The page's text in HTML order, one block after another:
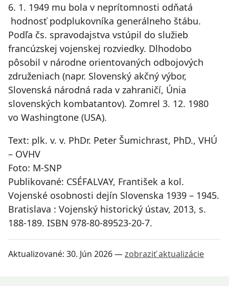
6. 1. 1949 mu bola v neprítomnosti odňatá
hodnosť podplukovníka generálneho štábu.
Podľa čs. spravodajstva vstúpil do služieb
francúzskej vojenskej rozviedky. Dlhodobo
pôsobil v národne orientovaných odbojových
združeniach (napr. Slovenský akčný výbor,
Slovenská národná rada v zahraničí, Únia
slovenských kombatantov). Zomrel 3. 12. 1980
vo Washingtone (USA).
Text: plk. v. v. PhDr. Peter Šumichrast, PhD., VHÚ
– OVHV
Foto: M-SNP
Publikované: CSÉFALVAY, František a kol.
Vojenské osobnosti dejín Slovenska 1939 – 1945.
Bratislava : Vojenský historický ústav, 2013, s.
188-189. ISBN 978-80-89523-20-7.
Aktualizované: 30. Jún 2026—zobraziť aktualizácie